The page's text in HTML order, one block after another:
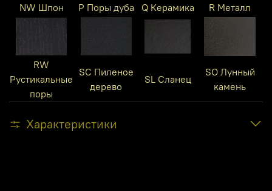
NW Шпон P Поры дуба Q Керамика R Металл
RW
Рустикальные
поры
SC Пиленое
дерево
SL Сланец
SO Лунный
камень
Характеристики